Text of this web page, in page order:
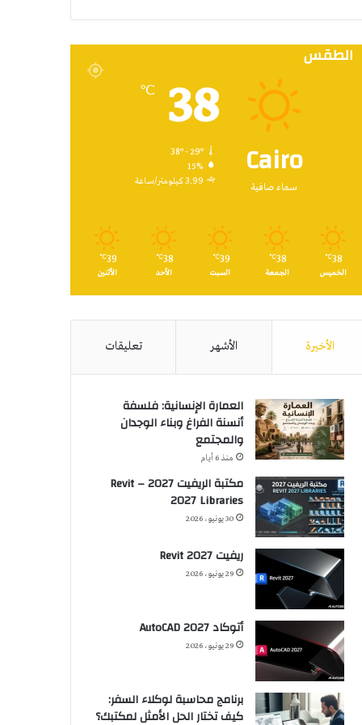
الطقس
Cairo
سماء صافية
38
℃
38º - 29º
15%
3.99 كيلومتر/ساعة
38
℃
الخميس
38
℃
الجمعة
39
℃
السبت
38
℃
الأحد
39
℃
الأثنين
الأخيرة الأشهر تعليقات
العمارة الإنسانية: فلسفة
أنسنة الفراغ وبناء الوجدان
والمجتمع
منذ 6 أيام
مكتبة الريفيت 2027 – Revit
2027 Libraries
30 يونيو، 2026
ريفيت 2027 Revit
29 يونيو، 2026
أتوكاد 2027 AutoCAD
29 يونيو، 2026
برنامج محاسبة لوكلاء السفر:
كيف تختار الحل الأمثل لمكتبك؟